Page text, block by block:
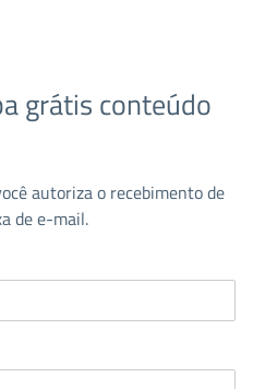
grátis conteúdo
autoriza o recebimento de
de e-mail.